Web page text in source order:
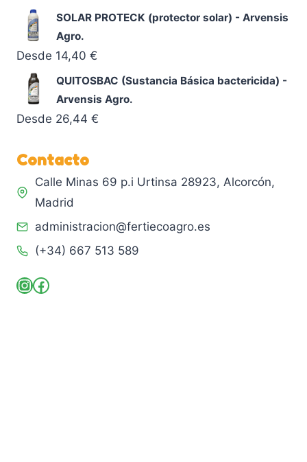
SOLAR PROTECK (protector solar) - Arvensis
Agro.
Desde 14,40 €
QUITOSBAC (Sustancia Básica bactericida) -
Arvensis Agro.
Desde 26,44 €
Contacto
Calle Minas 69 p.i Urtinsa 28923, Alcorcón,
Madrid
administracion@fertiecoagro.es
(+34) 667 513 589
Instagram
Facebook